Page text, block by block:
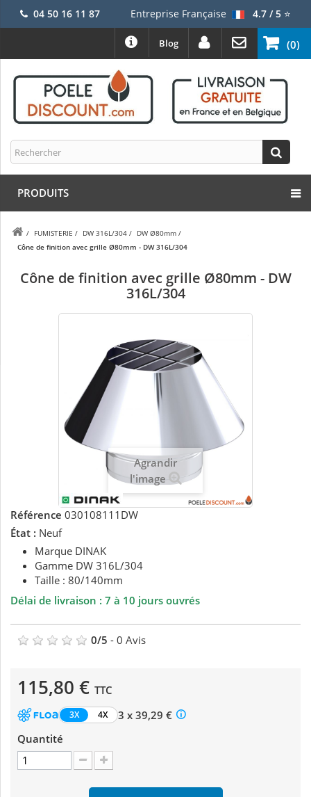
04 50 16 11 87 Entreprise Française 4.7 / 5⭐
(0)
Blog
PRODUITS
/ FUMISTERIE / DW 316L/304 / DW Ø80mm /
Cône de finition avec grille Ø80mm - DW 316L/304
Cône de finition avec grille Ø80mm - DW
316L/304
Agrandir
l'image
Référence 030108111DW
État : Neuf
Marque DINAK
Gamme DW 316L/304
Taille : 80/140mm
Délai de livraison : 7 à 10 jours ouvrés
0/5 - 0 Avis
115,80 € TTC
3X 4X
3 x 39,29 €
Quantité